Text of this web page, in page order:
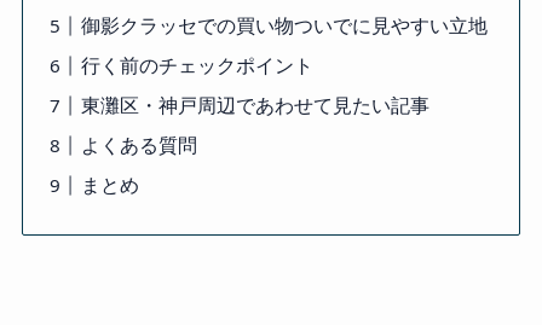
御影クラッセでの買い物ついでに見やすい立地
行く前のチェックポイント
東灘区・神戸周辺であわせて見たい記事
よくある質問
まとめ